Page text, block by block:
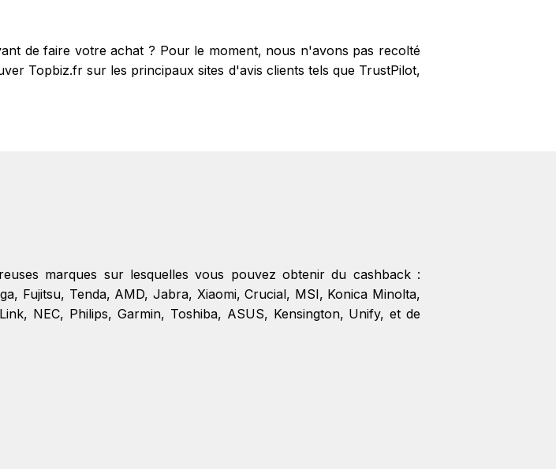
de faire votre achat ? Pour le moment, nous n'avons pas recolté
Topbiz.fr sur les principaux sites d'avis clients tels que TrustPilot,
marques sur lesquelles vous pouvez obtenir du cashback :
, Fujitsu, Tenda, AMD, Jabra, Xiaomi,Crucial, MSI, Konica Minolta,
, NEC, Philips, Garmin, Toshiba, ASUS, Kensington, Unify, et de